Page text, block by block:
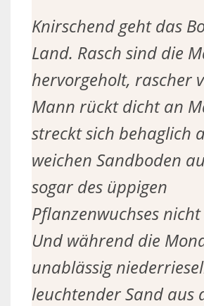
Knirschend geht das
Land. Rasch sind die
hervorgeholt, rascher
Mann rückt dicht an
streckt sich behaglich
weichen Sandboden
sogar des üppigen
Pflanzenwuchses
Und während die
unablässig
leuchtender Sand aus